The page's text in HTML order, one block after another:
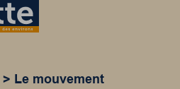
> Le mouvement